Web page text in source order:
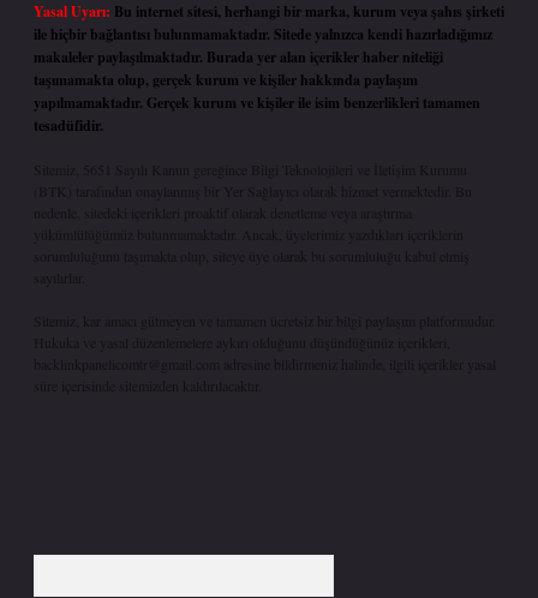
Yasal Uyarı: Bu internet sitesi, herhangi bir marka, kurum veya şahıs şirketi
ile hiçbir bağlantısı bulunmamaktadır. Sitede yalnızca kendi hazırladığımız
makaleler paylaşılmaktadır. Burada yer alan içerikler haber niteliği
taşımamakta olup, gerçek kurum ve kişiler hakkında paylaşım
yapılmamaktadır. Gerçek kurum ve kişiler ile isim benzerlikleri tamamen
tesadüfidir.
Sitemiz, 5651 Sayılı Kanun gereğince Bilgi Teknolojileri ve İletişim Kurumu
(BTK) tarafından onaylanmış bir Yer Sağlayıcı olarak hizmet vermektedir. Bu
nedenle, sitedeki içerikleri proaktif olarak denetleme veya araştırma
yükümlülüğümüz bulunmamaktadır. Ancak, üyelerimiz yazdıkları içeriklerin
sorumluluğunu taşımakta olup, siteye üye olarak bu sorumluluğu kabul etmiş
sayılırlar.
Sitemiz, kar amacı gütmeyen ve tamamen ücretsiz bir bilgi paylaşım platformudur.
Hukuka ve yasal düzenlemelere aykırı olduğunu düşündüğünüz içerikleri,
backlinkpanelicomtr@gmail.com
adresine bildirmeniz halinde, ilgili içerikler yasal
süre içerisinde sitemizden kaldırılacaktır.